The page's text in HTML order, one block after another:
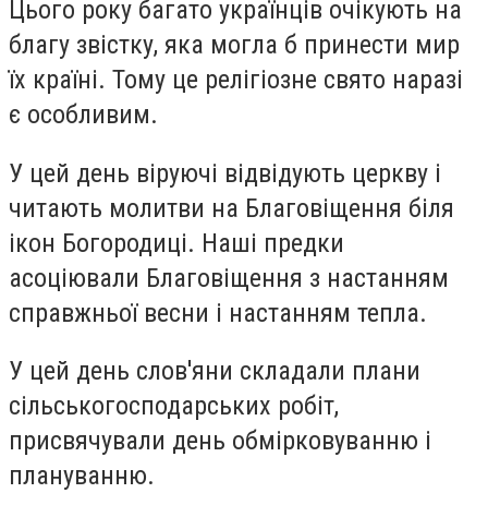
Цього року багато українців очікують на
благу звістку, яка могла б принести мир
їх країні. Тому це релігіозне свято наразі
є особливим.
У цей день віруючі відвідують церкву і
читають молитви на Благовіщення біля
ікон Богородиці. Наші предки
асоціювали Благовіщення з настанням
справжньої весни і настанням тепла.
У цей день слов'яни складали плани
сільськогосподарських робіт,
присвячували день обмірковуванню і
плануванню.